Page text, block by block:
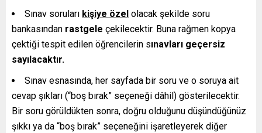
Sınav soruları kişiye özel olacak şekilde soru
bankasından rastgele çekilecektir. Buna rağmen kopya
çektiği tespit edilen öğrencilerin sınavları geçersiz
sayılacaktır.
Sınav esnasında, her sayfada bir soru ve o soruya ait
cevap şıkları (“boş bırak” seçeneği dâhil) gösterilecektir.
Bir soru görüldükten sonra, doğru olduğunu düşündüğünüz
şıkkı ya da “boş bırak” seçeneğini işaretleyerek diğer